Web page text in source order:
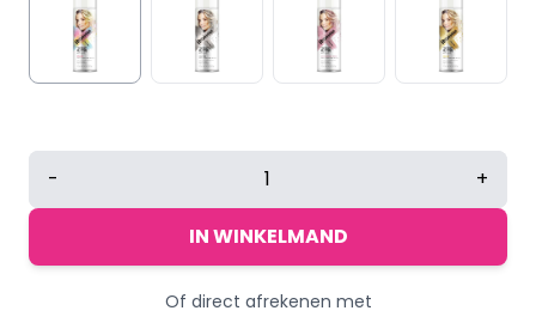
Paintglow
Glitter
- +
IN WINKELMAND
Of direct afrekenen met